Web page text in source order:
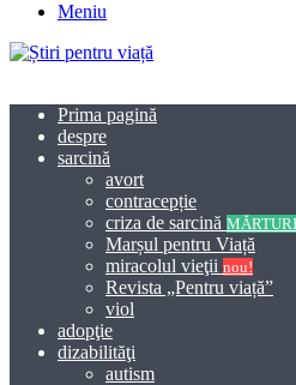
Meniu
Prima pagină
despre
sarcină
avort
contracepție
criza de sarcină
Marșul pentru Viață
miracolul vieţii nou!
Revista „Pentru viață”
viol
adopţie
dizabilităţi
autism